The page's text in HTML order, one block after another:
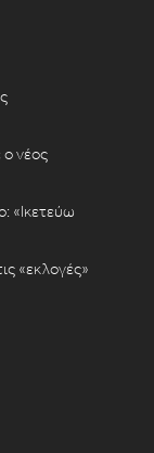
νέος
«Ικετεύω
«εκλογές»